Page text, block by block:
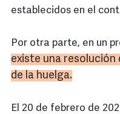
establecidos en el
Por otra parte, en un
existe una
de la huelga.
El 20 de febrero de